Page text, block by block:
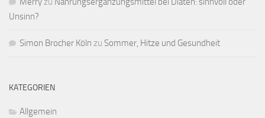
Unsinn?
Simon Brocher Köln zu Sommer, Hitze und Gesundheit
KATEGORIEN
Allgemein